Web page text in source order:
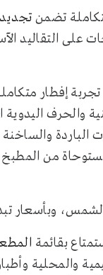
تضمن
على التقاليد
إفطار
والحرف
من المطبخ
450 ريال سعودي للشخص
بقائمة
والمحلية